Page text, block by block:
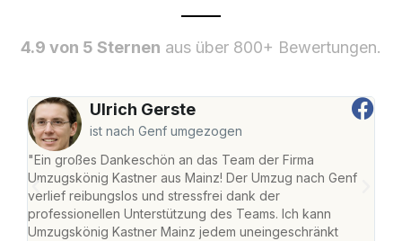
4.9 von 5 Sternen aus über 800+ Bewertungen.
Ulrich Gerste
ist nach Genf umgezogen
"Ein großes Dankeschön an das Team der Firma
Umzugskönig Kastner aus Mainz! Der Umzug nach Genf
verlief reibungslos und stressfrei dank der
professionellen Unterstützung des Teams. Ich kann
Umzugskönig Kastner Mainz jedem uneingeschränkt